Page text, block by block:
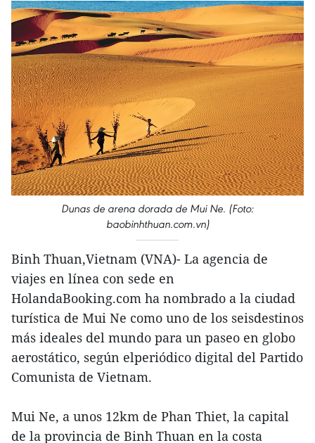
Dunas de arena dorada de Mui Ne. (Foto:
baobinhthuan.com.vn)
Binh Thuan,Vietnam (VNA)- La agencia de
viajes en línea con sede en
HolandaBooking.com ha nombrado a la ciudad
turística de Mui Ne como uno de los seisdestinos
más ideales del mundo para un paseo en globo
aerostático, según elperiódico digital del Partido
Comunista de Vietnam.
Mui Ne, a unos 12km de Phan Thiet, la capital
de la provincia de Binh Thuan en la costa